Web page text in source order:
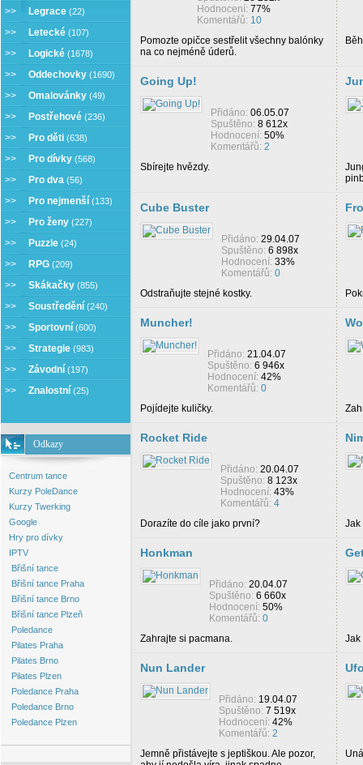
>> Legrace (22)
>> Letecké (107)
>> Logické (1678)
>> Oddechovky (1690)
>> Omalovánky (49)
>> Postřehové (236)
>> Pro děti (638)
>> Pro dívky (568)
>> Pro dva (56)
>> Pro nejmenší (133)
>> Pro ženy (227)
>> Puzzle (24)
>> RPG (209)
>> Skákačky (855)
>> Soustředění (240)
>> Sportovní (600)
>> Strategie (983)
>> Závodní (197)
>> Znalostní (25)
Odkazy
Centrum tance
Kurzy PoleDance
Kurzy Twerking
Google
Hry pro dívky
IPTV
Břišní tance
Břišní tance Praha
Břišní tance Brno
Břišní tance Plzeň
Poledance
Pilates Praha
Pilates Brno
Pilates Plzen
Poledance Praha
Poledance Brno
Poledance Plzen
Hodnocení: 77%
Komentářů: 10
Pomozte opičce sestřelit všechny balónky
na co nejméně úderů.
Going Up!
Přidáno: 06.05.07
Spuštěno: 8 612x
Hodnocení: 50%
Komentářů: 2
Sbírejte hvězdy.
Cube Buster
Přidáno: 29.04.07
Spuštěno: 6 898x
Hodnocení: 33%
Komentářů: 0
Odstraňujte stejné kostky.
Muncher!
Přidáno: 21.04.07
Spuštěno: 6 946x
Hodnocení: 42%
Komentářů: 0
Pojídejte kuličky.
Rocket Ride
Přidáno: 20.04.07
Spuštěno: 8 123x
Hodnocení: 43%
Komentářů: 4
Dorazíte do cíle jako první?
Jak
Honkman
Přidáno: 20.04.07
Spuštěno: 6 660x
Hodnocení: 50%
Komentářů: 0
Zahrajte si pacmana.
Jak
Nun Lander
Přidáno: 19.04.07
Spuštěno: 7 519x
Hodnocení: 42%
Komentářů: 2
Jemně přistávejte s jeptiškou. Ale pozor,